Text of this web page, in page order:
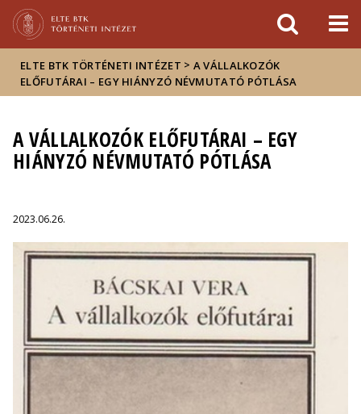
sajtóban
ELTE BTK TÖRTÉNETI INTÉZET > A VÁLLALKOZÓK
ELŐFUTÁRAI – EGY HIÁNYZÓ NÉVMUTATÓ PÓTLÁSA
A VÁLLALKOZÓK ELŐFUTÁRAI – EGY
HIÁNYZÓ NÉVMUTATÓ PÓTLÁSA
2023.06.26.